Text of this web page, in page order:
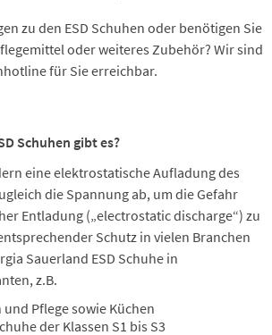
zu den ESD Schuhen oder benötigen Sie
oder weiteres Zubehör? Wir sind
für Sie erreichbar.
Schuhen gibt es?
eine elektrostatische Aufladung des
die Spannung ab, um die Gefahr
Entladung („electrostatic discharge“) zu
Schutz in vielen Branchen
Sauerland ESD Schuhe in
z.B.
Pflege sowie Küchen
der Klassen S1 bis S3